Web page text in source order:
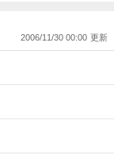
2006/11/30 00:00